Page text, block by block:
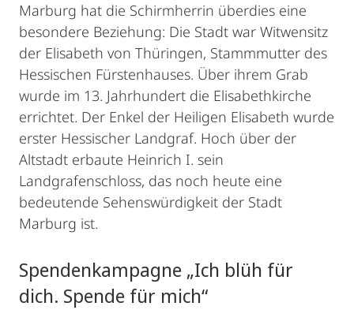
Marburg hat die Schirmherrin überdies eine
besondere Beziehung: Die Stadt war Witwensitz
der Elisabeth von Thüringen, Stammmutter des
Hessischen Fürstenhauses. Über ihrem Grab
wurde im 13. Jahrhundert die Elisabethkirche
errichtet. Der Enkel der Heiligen Elisabeth wurde
erster Hessischer Landgraf. Hoch über der
Altstadt erbaute Heinrich I. sein
Landgrafenschloss, das noch heute eine
bedeutende Sehenswürdigkeit der Stadt
Marburg ist.
Spendenkampagne „Ich blüh für
dich. Spende für mich“